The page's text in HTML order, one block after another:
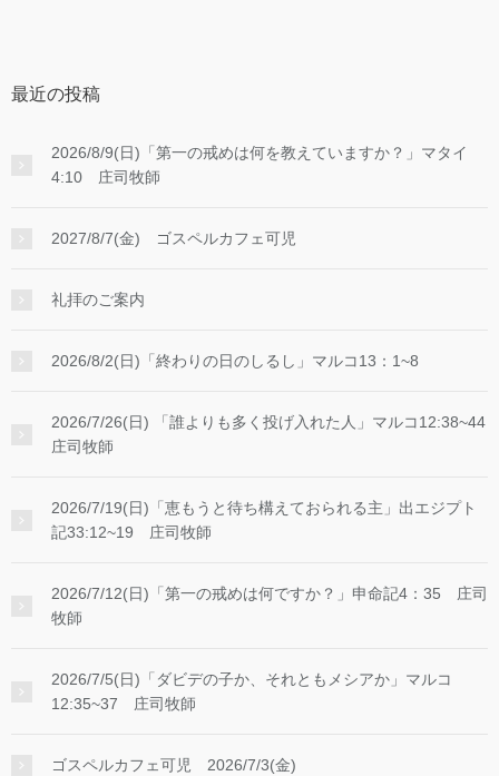
最近の投稿
2026/8/9(日)「第一の戒めは何を教えていますか？」マタイ
4:10 庄司牧師
2027/8/7(金) ゴスペルカフェ可児
礼拝のご案内
2026/8/2(日)「終わりの日のしるし」マルコ13：1~8
2026/7/26(日) 「誰よりも多く投げ入れた人」マルコ12:38~44
庄司牧師
2026/7/19(日)「恵もうと待ち構えておられる主」出エジプト
記33:12~19 庄司牧師
2026/7/12(日)「第一の戒めは何ですか？」申命記4：35 庄司
牧師
2026/7/5(日)「ダビデの子か、それともメシアか」マルコ
12:35~37 庄司牧師
ゴスペルカフェ可児 2026/7/3(金)